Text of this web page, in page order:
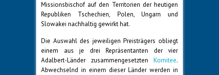
Missionsbischof auf den Territorien der heutigen
Republiken Tschechien, Polen, Ungarn und
Slowakei nachhaltig gewirkt hat.
Die Auswahl des jeweiligen Preisträgers obliegt
einem aus je drei Repräsentanten der vier
Adalbert-Länder zusammengesetzten Komitee.
Abwechselnd in einem dieser Länder werden in